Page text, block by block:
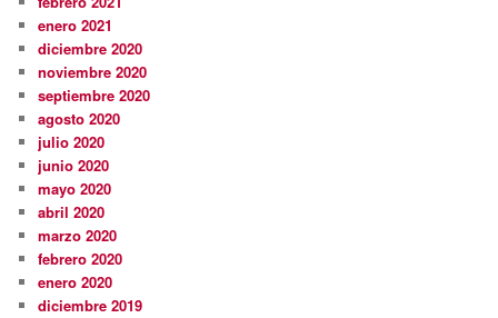
enero 2021
diciembre 2020
noviembre 2020
septiembre 2020
agosto 2020
julio 2020
junio 2020
mayo 2020
abril 2020
marzo 2020
febrero 2020
enero 2020
diciembre 2019